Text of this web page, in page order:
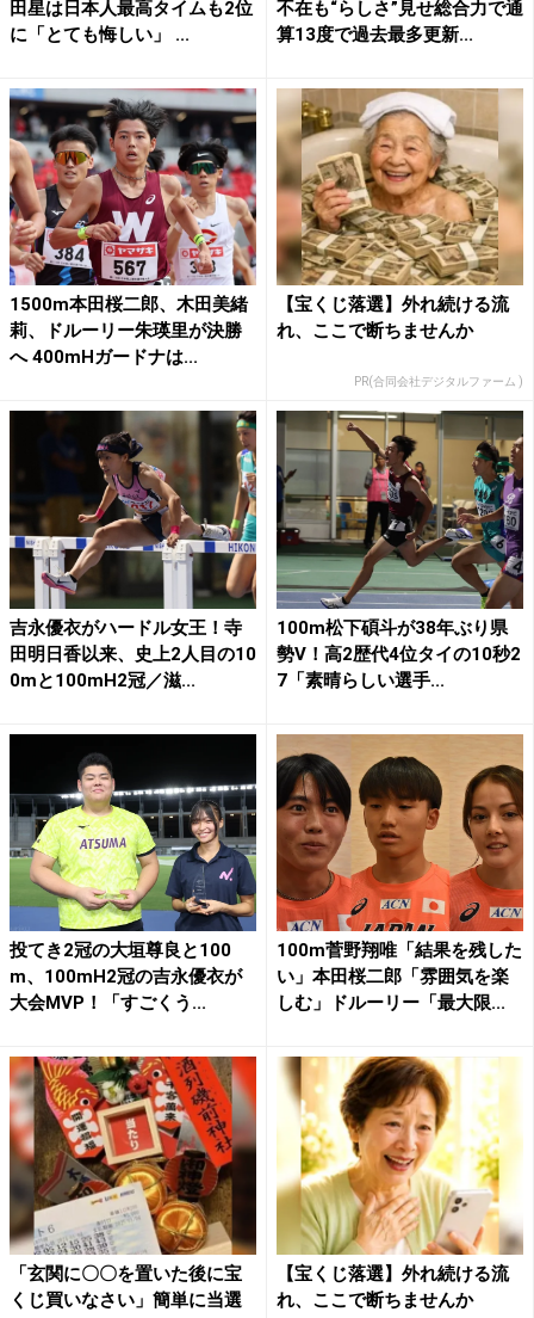
田星は日本人最高タイムも2位
に「とても悔しい」 ...
不在も“らしさ”見せ総合力で通
算13度で過去最多更新...
1500m本田桜二郎、木田美緒
莉、ドルーリー朱瑛里が決勝
へ 400mHガードナは...
【宝くじ落選】外れ続ける流
れ、ここで断ちませんか
PR(合同会社デジタルファーム )
吉永優衣がハードル女王！寺
田明日香以来、史上2人目の10
0mと100mH2冠／滋...
100m松下碩斗が38年ぶり県
勢V！高2歴代4位タイの10秒2
7「素晴らしい選手...
投てき2冠の大垣尊良と100
m、100mH2冠の吉永優衣が
大会MVP！「すごくう...
100m菅野翔唯「結果を残した
い」本田桜二郎「雰囲気を楽
しむ」ドルーリー「最大限...
「玄関に〇〇を置いた後に宝
くじ買いなさい」簡単に当選
【宝くじ落選】外れ続ける流
れ、ここで断ちませんか